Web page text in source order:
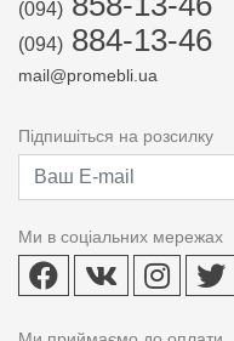
(094)
(094) 884-13-46
mail@promebli.ua
Підпишіться на розсилку
Ми в соціальних мережах